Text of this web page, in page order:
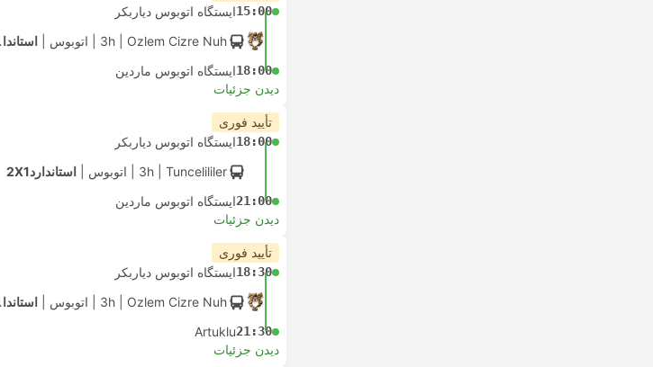
15:00ایستگاه اتوبوس دیاربکر
3h | Ozlem Cizre Nuh اتوبوس استاندارد2X1
18:00ایستگاه اتوبوس ماردین
دیدن جزئیات
تأیید فوری
18:00ایستگاه اتوبوس دیاربکر
3h | Tuncelililer اتوبوس استاندارد2X1
21:00ایستگاه اتوبوس ماردین
دیدن جزئیات
تأیید فوری
18:30ایستگاه اتوبوس دیاربکر
3h | Ozlem Cizre Nuh اتوبوس استاندارد2X1
21:30
Artuklu
دیدن جزئیات